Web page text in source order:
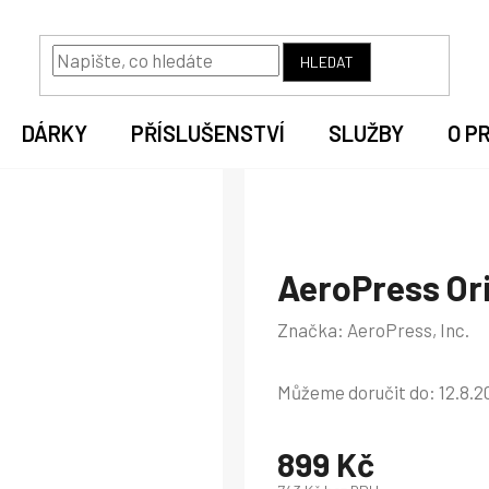
HLEDAT
DÁRKY PŘÍSLUŠENSTVÍ SLUŽBY O
AeroPress
Značka: AeroPress, Inc.
899 Kč
Můžeme doručit do: